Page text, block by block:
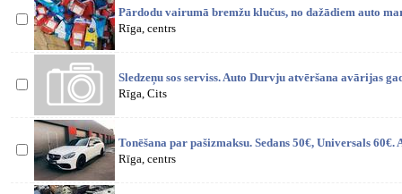
Pārdodu vairumā bremžu klučus, no dažādiem auto
Rīga, centrs
Sledzeņu sos serviss. Auto Durvju atvēršana avārijas
Rīga, Cits
Tonēšana par pašizmaksu. Sedans 50€, Universals
Rīga, centrs